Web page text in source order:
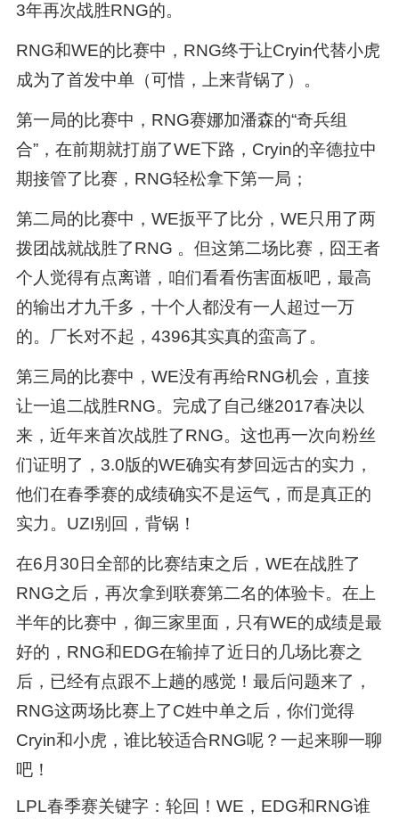
3年再次战胜RNG的。
RNG和WE的比赛中，RNG终于让Cryin代替小虎
成为了首发中单（可惜，上来背锅了）。
第一局的比赛中，RNG赛娜加潘森的“奇兵组
合”，在前期就打崩了WE下路，Cryin的辛德拉中
期接管了比赛，RNG轻松拿下第一局；
第二局的比赛中，WE扳平了比分，WE只用了两
拨团战就战胜了RNG 。但这第二场比赛，囧王者
个人觉得有点离谱，咱们看看伤害面板吧，最高
的输出才九千多，十个人都没有一人超过一万
的。厂长对不起，4396其实真的蛮高了。
第三局的比赛中，WE没有再给RNG机会，直接
让一追二战胜RNG。完成了自己继2017春决以
来，近年来首次战胜了RNG。这也再一次向粉丝
们证明了，3.0版的WE确实有梦回远古的实力，
他们在春季赛的成绩确实不是运气，而是真正的
实力。UZI别回，背锅！
在6月30日全部的比赛结束之后，WE在战胜了
RNG之后，再次拿到联赛第二名的体验卡。在上
半年的比赛中，御三家里面，只有WE的成绩是最
好的，RNG和EDG在输掉了近日的几场比赛之
后，已经有点跟不上趟的感觉！最后问题来了，
RNG这两场比赛上了C姓中单之后，你们觉得
Cryin和小虎，谁比较适合RNG呢？一起来聊一聊
吧！
LPL春季赛关键字：轮回！WE，EDG和RNG谁